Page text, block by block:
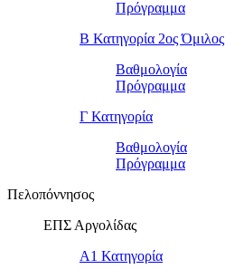
Πρόγραμμα
Β Κατηγορία 2ος Όμιλος
Βαθμολογία
Πρόγραμμα
Γ Κατηγορία
Βαθμολογία
Πρόγραμμα
Πελοπόννησος
ΕΠΣ Αργολίδας
Α1 Κατηγορία